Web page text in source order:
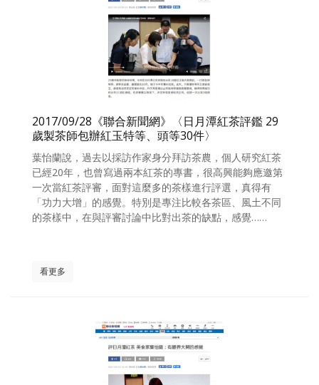
2017/09/28《聯合新聞網》〈日月潭紅茶評鑑 29
歲製茶師包辦紅玉特等、頭等30件〉
葉怡蘭說，過去以採訪作家身分拜訪茶農，個人研究紅茶
已經20年，也曾寫過兩本紅茶的專書，很高興能夠應邀第
一次當紅茶評審，面對這麼多的茶樣進行評選，真得有
「功力大增」的感覺。特別是專注比較各茶區、風土不同
的茶樣中，在與評審討論中比對出茶的缺點，感覺……
看更多